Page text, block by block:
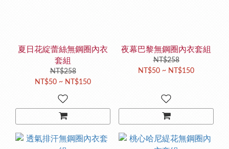
夏日花綻蕾絲無鋼圈內衣
套組
NT$258
NT$50 ~ NT$150
夜幕巴黎無鋼圈內衣套組
NT$258
NT$50 ~ NT$150